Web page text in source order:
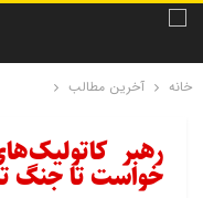
خانه آخرین مطالب
رهبر
خواست تا جنگ